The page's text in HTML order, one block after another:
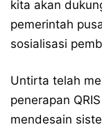
kita akan
pemerintah
sosialisasi
Untirta telah
penerapan
mendesain